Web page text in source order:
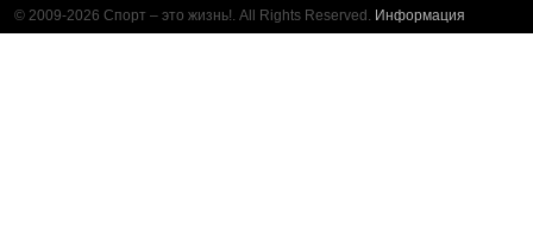
© 2009-2026 Спорт – это жизнь!. All Rights Reserved. Информация